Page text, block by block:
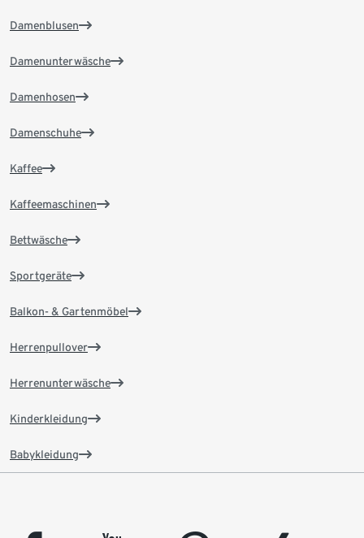
Damenblusen
Damenunterwäsche
Damenhosen
Damenschuhe
Kaffee
Kaffeemaschinen
Bettwäsche
Sportgeräte
Balkon- & Gartenmöbel
Herrenpullover
Herrenunterwäsche
Kinderkleidung
Babykleidung